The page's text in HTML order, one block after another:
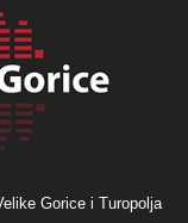
Gorice i Turopolja